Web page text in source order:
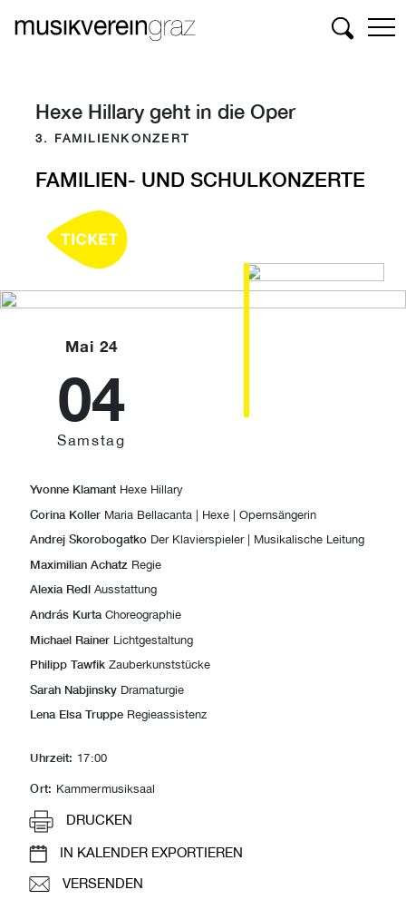
Suchen
Hexe Hillary geht in die Oper
3. FAMILIENKONZERT
FAMILIEN- UND SCHULKONZERTE
Mai 24
04
Samstag
Yvonne Klamant Hexe Hillary
Corina Koller Maria Bellacanta | Hexe | Opernsängerin
Andrej Skorobogatko Der Klavierspieler | Musikalische Leitung
Maximilian Achatz Regie
Alexia Redl Ausstattung
András Kurta Choreographie
Michael Rainer Lichtgestaltung
Philipp Tawfik Zauberkunststücke
Sarah Nabjinsky Dramaturgie
Lena Elsa Truppe Regieassistenz
Uhrzeit: 17:00
Ort: Kammermusiksaal
DRUCKEN
IN KALENDER EXPORTIEREN
VERSENDEN